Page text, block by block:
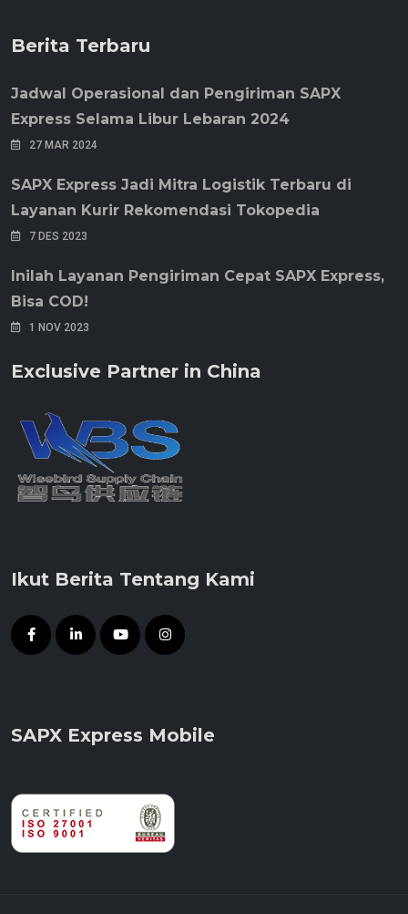
Berita Terbaru
Jadwal Operasional dan Pengiriman SAPX
Express Selama Libur Lebaran 2024
27 MAR 2024
SAPX Express Jadi Mitra Logistik Terbaru di
Layanan Kurir Rekomendasi Tokopedia
7 DES 2023
Inilah Layanan Pengiriman Cepat SAPX Express,
Bisa COD!
1 NOV 2023
Exclusive Partner in China
Ikut Berita Tentang Kami
SAPX Express Mobile